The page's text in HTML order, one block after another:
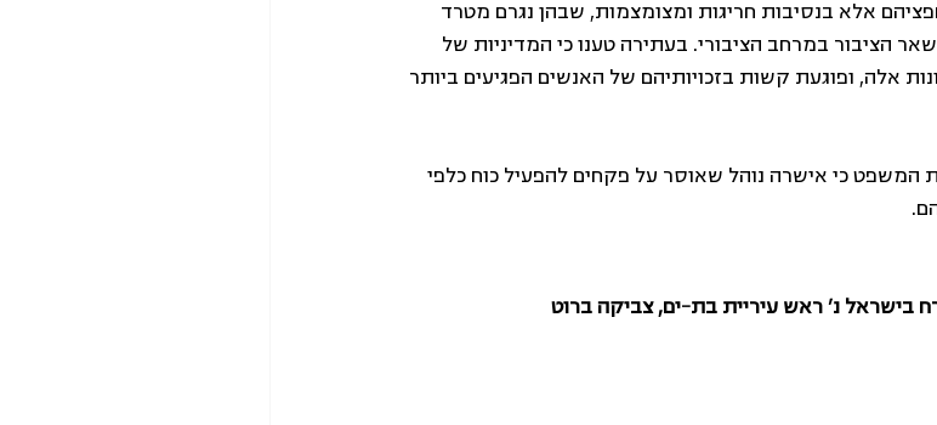
אלא בנסיבות חריגות ומצומצמות, שבהן נגרם מטרד
הציבור במרחב הציבורי. בעתירה טענו כי המדיניות של
אלה, ופוגעת קשות בזכויותיהם של האנשים הפגיעים ביותר
המשפט כי אישרה נוהל שאוסר על פקחים להפעיל כוח כלפי